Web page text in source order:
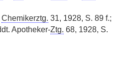
Chemikerztg. 31, 1928, S. 89 f.;
Apotheker-Ztg. 68, 1928, S.